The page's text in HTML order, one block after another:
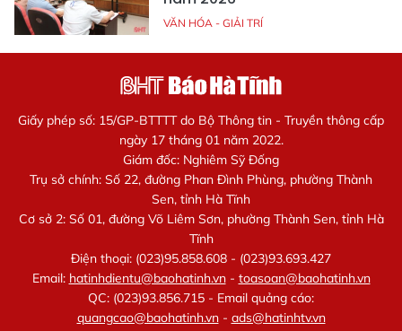
VĂN HÓA - GIẢI TRÍ
Giấy phép số: 15/GP-BTTTT do Bộ Thông tin - Truyền thông cấp
ngày 17 tháng 01 năm 2022.
Giám đốc: Nghiêm Sỹ Đống
Trụ sở chính: Số 22, đường Phan Đình Phùng, phường Thành
Sen, tỉnh Hà Tĩnh
Cơ sở 2: Số 01, đường Võ Liêm Sơn, phường Thành Sen, tỉnh Hà
Tĩnh
Điện thoại: (023)95.858.608 - (023)93.693.427
Email: hatinhdientu@baohatinh.vn- toasoan@baohatinh.vn
QC: (023)93.856.715 - Email quảng cáo:
quangcao@baohatinh.vn- ads@hatinhtv.vn